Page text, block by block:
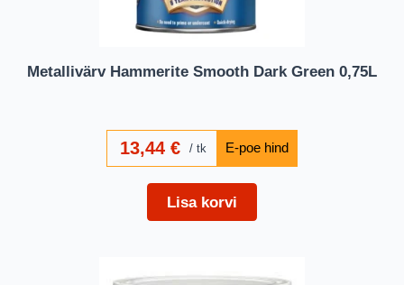
Metallivärv Hammerite Smooth Dark Green 0,75L
13,44 € tk
Lisa korvi